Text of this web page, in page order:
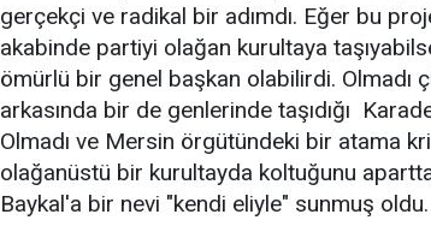
gerçekçi ve radikal bir adımdı. Eğer bu
akabinde partiyi olağan kurultaya
ömürlü bir genel başkan olabilirdi. Olmadı
arkasında bir de genlerinde taşıdığı
Olmadı ve Mersin örgütündeki bir atama
olağanüstü bir kurultayda koltuğunu
Baykal'a bir nevi "kendi eliyle" sunmuş oldu.